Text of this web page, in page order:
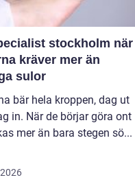
stockholm när
kräver mer än
sulor
bär hela kroppen, dag ut
in. När de börjar göra ont
påverkas mer än bara stegen sö...